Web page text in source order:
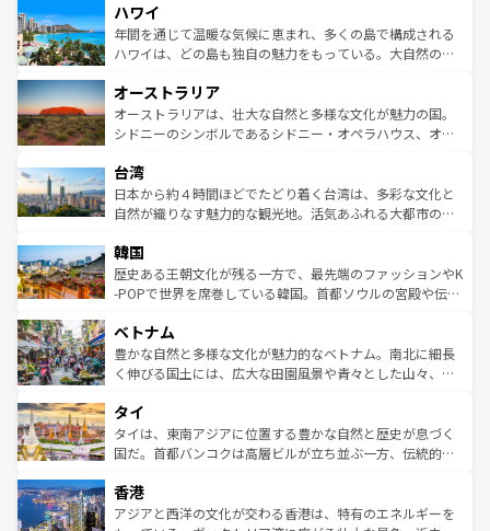
ば市内交通費無料で観光を楽しむこともできる。 なお、新
着のスイス情報はコンテンツ一覧 を参照してほしい。
のような巨大都市は、観光、ショッピング、エンターテイ
ンメントが詰まった刺激的なスポットだ。一方、アメリカ
西部には大自然が広がり、グランドキャニオンやイエロー
部のニューオーリンズでは、音楽と美食が融合した独特の
文化が魅力。旅行者はアメリカの各地域で異なる魅力を楽
しみながら、その多様性と豊かな歴史を感じることができ
ならではの贅沢な旅のスタイルだ。 なお、新着のアメリカ
情報はコンテンツ一覧を参照してほしい。
ハワイ
年間を通じて温暖な気候に恵まれ、多くの島で構成される
ハワイは、どの島も独自の魅力をもっている。大自然の神
ワイ島は見逃せない。また、定番の観光地といえばオアフ
島だが、静かな自然を求めるならマウイ島やカウアイ島が
おすすめ。エメラルドグリーンに輝く海をはじめ、豊かな
れるおもてなしの心で訪れる人々を迎えてくれるハワイの
人々、おいしいローカルフードやハワイアンミュージッ
ク、伝統的なフラダンスなど、すべてがハワイの魅力を彩
ワイを、存分に味わってほしい。 なお、新着のハワイ情報
はコンテンツ一覧を参照してほしい。
オーストラリア
オーストラリアは、壮大な自然と多様な文化が魅力の国。
シドニーのシンボルであるシドニー・オペラハウス、オー
リアリーフや大陸中央部にそびえるウルル（エアーズロッ
ク）、タスマニアの美しい原生林やケアンズの熱帯雨林な
ど、見どころがたくさん。また、カフェやワイン、オージ
いる。アクティビティも充実しており、サーフィンやダイ
ビング、ハイキングなど、アウトドア好きにはたまらな
い。オーストラリアの多彩な魅力を存分に味わいつくそ
参照してほしい。
台湾
日本から約４時間ほどでたどり着く台湾は、多彩な文化と
自然が織りなす魅力的な観光地。活気あふれる大都市の台
ン）、静ひつな山岳地帯である台湾東部など、都市の喧騒
と山間の静けさが共存しており、訪れる人に新しい発見と
驚きをもたらしてくれる。また、奥深い台湾の食文化も魅
容にもいいと評判のスイーツなど、バラエティ豊かな料理
が味わえる。 なお、新着の台湾情報は コンテンツ一覧を参
照してほしい。
韓国
歴史ある王朝文化が残る一方で、最先端のファッションやK
-POPで世界を席巻している韓国。首都ソウルの宮殿や伝統
き、地方に足を延ばせば四季折々の自然美を楽しむことが
できる。そして、キムチや焼肉、絶品のストリートフード
まで、さまざまな韓国料理が待っている。夜には、韓国な
リティに包まれながら、韓国の多彩な魅力を心ゆくまで味
わってみてほしい。 なお、新着の韓国情報はコンテンツ一
覧を参照してほしい。
ベトナム
豊かな自然と多様な文化が魅力的なベトナム。南北に細長
く伸びる国土には、広大な田園風景や青々とした山々、世
急速な発展と共に伝統が息づく。ハノイの古い町並みやホ
ーチミン市のフランス統治時代の建物も、独特の雰囲気を
醸し出している。また、バラエティの豊かさとおいしさで
とつ。フォーやバインミー、ベトナムコーヒーなどは、ぜ
ひ現地で味わいたい。どの地域を訪れてもあたたかい人々
タイ
タイは、東南アジアに位置する豊かな自然と歴史が息づく
国だ。首都バンコクは高層ビルが立ち並ぶ一方、伝統的な
の活気が交差している。北部ではチェンマイなどの山岳地
帯で自然と触れ合い、南部ではプーケットやクラビの美し
香港
アジアと西洋の文化が交わる香港は、特有のエネルギーを